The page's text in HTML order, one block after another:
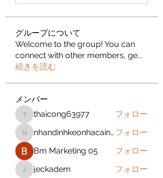
グループについて
Welcome to the group! You can
connect with other members, ge...
続きを読む
メンバー
thaicong63977
thaicong63977 フォロー
nhandinhkeonhacainews nhandinhkeonhacainewsフォロー
Bm Marketing 05
フォロー
jeckadem
jeckadem フォロー